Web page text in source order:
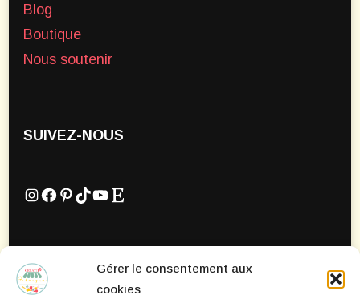
Gérer le consentement aux
cookies
Blog
Boutique
Nous soutenir
SUIVEZ-NOUS
Instagram
Facebook
Pinterest
TikTok
YouTube
Mentions Légales